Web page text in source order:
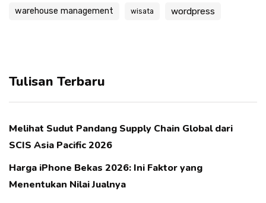
warehouse management wisata wordpress
Tulisan Terbaru
Melihat Sudut Pandang Supply Chain Global dari
SCIS Asia Pacific 2026
Harga iPhone Bekas 2026: Ini Faktor yang
Menentukan Nilai Jualnya